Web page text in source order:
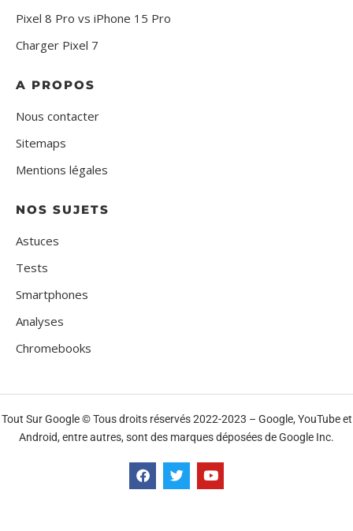
Pixel 8 Pro vs iPhone 15 Pro
Charger Pixel 7
A PROPOS
Nous contacter
Sitemaps
Mentions légales
NOS SUJETS
Astuces
Tests
Smartphones
Analyses
Chromebooks
Tout Sur Google © Tous droits réservés 2022-2023 – Google, YouTube et
Android, entre autres, sont des marques déposées de Google Inc.